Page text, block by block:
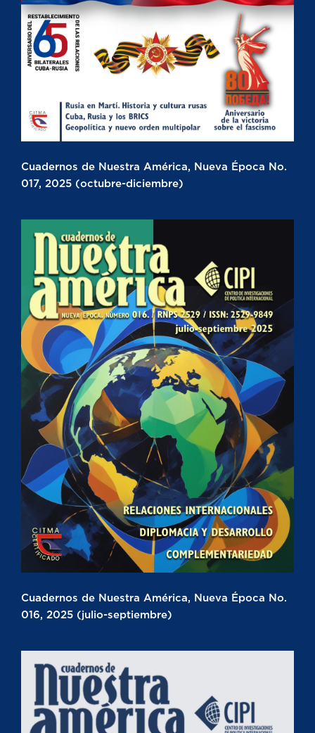
Cuadernos de Nuestra América, Nueva Época No.
017, 2025 (octubre-diciembre)
Cuadernos de Nuestra América, Nueva Época No.
016, 2025 (julio-septiembre)